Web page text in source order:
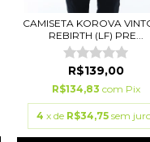
CAMISETA KOROVA
REBIRTH (LF) PRE...
R$139,00
R$134,83 com Pix
4 x de R$34,75 sem